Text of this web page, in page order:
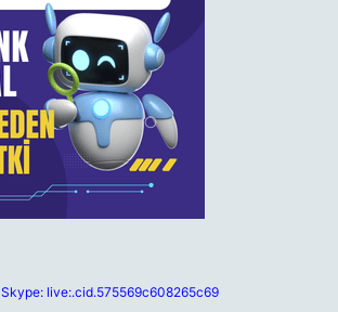
Skype: live:.cid.575569c608265c69